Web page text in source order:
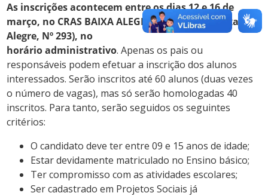
As inscrições acontecem entre os dias 12 e 16 de
março, no CRAS BAIXA ALEGRE (Rua Direta Baixa
Alegre, Nº 293), no
horário administrativo. Apenas os pais ou
responsáveis podem efetuar a inscrição dos alunos
interessados. Serão inscritos até 60 alunos (duas vezes
o número de vagas), mas só serão homologadas 40
inscritos. Para tanto, serão seguidos os seguintes
critérios:
O candidato deve ter entre 09 e 15 anos de idade;
Estar devidamente matriculado no Ensino básico;
Ter compromisso com as atividades escolares;
Ser cadastrado em Projetos Sociais já